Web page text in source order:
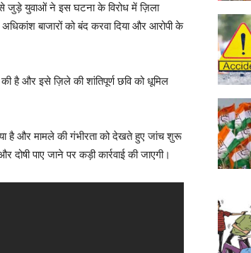
से जुड़े युवाओं ने इस घटना के विरोध में ज़िला
बाजारों को बंद करवा दिया और आरोपी के
की है और इसे ज़िले की शांतिपूर्ण छवि को धूमिल
है और मामले की गंभीरता को देखते हुए जांच शुरू
पाए जाने पर कड़ी कार्रवाई की जाएगी।